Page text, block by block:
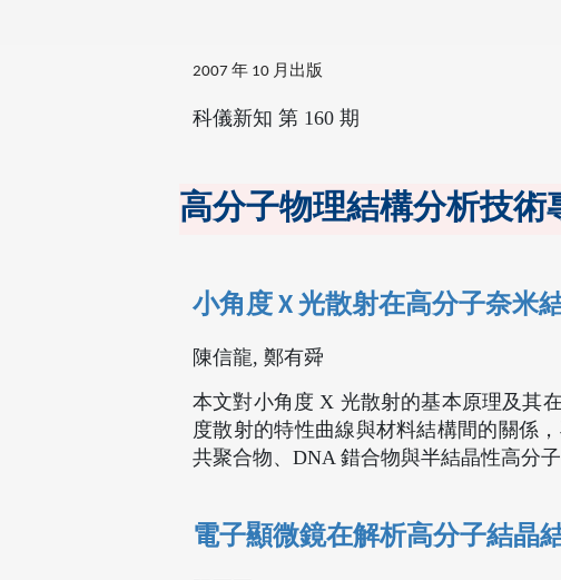
2007 年 10 月出版
科儀新知 第 160 期
高分子物理結構分析技術
小角度 X 光散射在高分子奈米
陳信龍, 鄭有舜
本文對小角度 X 光散射的基本原理及其
度散射的特性曲線與材料結構間的關係
共聚合物、DNA 錯合物與半結晶性高分子
電子顯微鏡在解析高分子結晶